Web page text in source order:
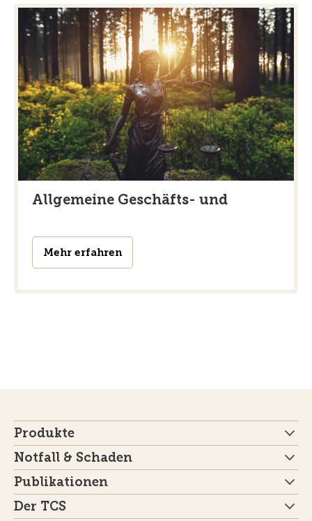
Allgemeine Geschäfts- und
Mehr erfahren
Produkte
Notfall & Schaden
Publikationen
Der TCS